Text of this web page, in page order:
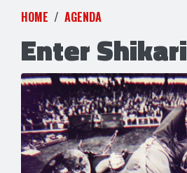
HOME AGENDA
Enter Shikari